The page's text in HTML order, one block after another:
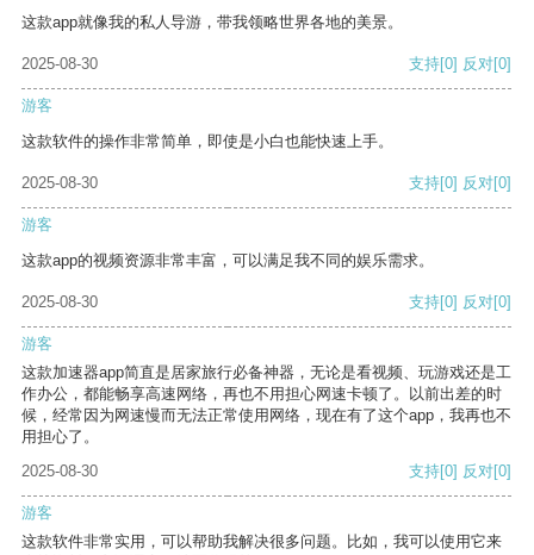
这款app就像我的私人导游，带我领略世界各地的美景。
2025-08-30 支持[0] 反对[0]
游客
这款软件的操作非常简单，即使是小白也能快速上手。
2025-08-30 支持[0] 反对[0]
游客
这款app的视频资源非常丰富，可以满足我不同的娱乐需求。
2025-08-30 支持[0] 反对[0]
游客
这款加速器app简直是居家旅行必备神器，无论是看视频、玩游戏还是工
作办公，都能畅享高速网络，再也不用担心网速卡顿了。以前出差的时
候，经常因为网速慢而无法正常使用网络，现在有了这个app，我再也不
用担心了。
2025-08-30
支持[0] 反对[0]
游客
这款软件非常实用，可以帮助我解决很多问题。比如，我可以使用它来